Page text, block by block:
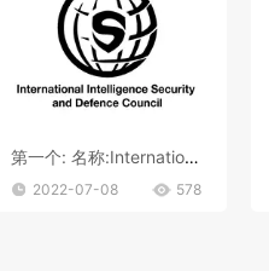
第一个: 名称:International Intelligence Security and Defence Council logo要求:地球经纬网 扁平一点 中间一个盾牌 整体要求:简约严肃 名称放在logo下面 整体配色黑白 第二个: 名称:monitors logo要求:一只眼睛 类似全能之眼 整体要求:简约严肃 名称放在logo下面 整体配色黑白
2022-07-08 578